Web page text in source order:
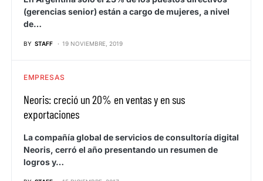
(gerencias senior) están a cargo de mujeres, a nivel
de…
BY STAFF 19 NOVIEMBRE, 2019
EMPRESAS
Neoris: creció un 20% en ventas y en sus
exportaciones
La compañía global de servicios de consultoría digital
Neoris, cerró el año presentando un resumen de
logros y…